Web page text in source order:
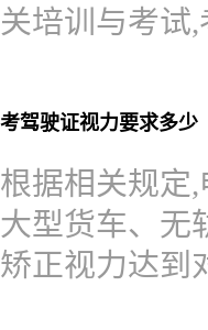
关培训与考试
考驾驶证视力要求多少
根据相关规定
大型货车、无
矫正视力达到